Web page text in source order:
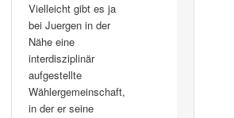
Vielleicht gibt es ja
bei Juergen in der
Nähe eine
interdisziplinär
aufgestellte
Wählergemeinschaft,
in der er seine